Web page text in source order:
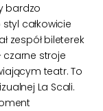
bardzo
całkowicie
zespół bileterek
czarne stroje
teatr. To
La Scali.